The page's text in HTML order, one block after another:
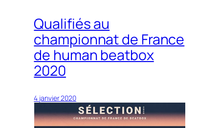
Qualifiés au
championnat de France
de human beatbox
2020
4 janvier 2020